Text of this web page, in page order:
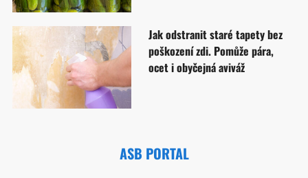
Jak odstranit staré tapety bez
poškození zdi. Pomůže pára,
ocet i obyčejná aviváž
ASB PORTAL